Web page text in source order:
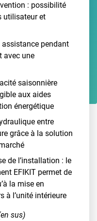
: possibilité
utilisateur et
assistance pendant
avec une
saisonnière
aux aides
énergétique
entre
grâce à la solution
de l’installation : le
EFIKIT permet de
la mise en
à l’unité intérieure
sus)